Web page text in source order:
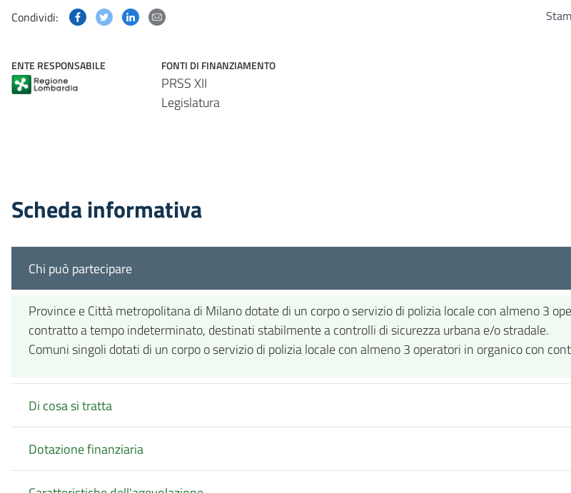
Condividi: Condividi questa pagina su Facebook
Condividi questa pagina su Twitter
Condividi questa pagina su Linkedin
ENTE RESPONSABILE FONTI DI FINANZIAMENTO
PRSS XII
Legislatura
Scheda informativa
Chi può partecipare
Province e Città metropolitana di Milano dotate di un corpo o servizio di polizia locale con almeno 3
contratto a tempo indeterminato, destinati stabilmente a controlli di sicurezza urbana e/o stradale.
Comuni singoli dotati di un corpo o servizio di polizia locale con almeno 3 operatori in organico con
Di cosa si tratta
Dotazione finanziaria